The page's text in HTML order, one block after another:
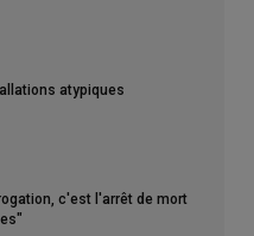
atypiques
c'est l'arrêt de mort